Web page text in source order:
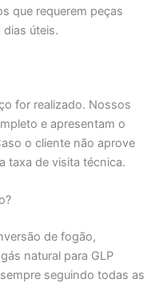
que requerem peças
úteis.
for realizado. Nossos
e apresentam o
o cliente não aprove
taxa de visita técnica.
de fogão,
natural para GLP
seguindo todas as